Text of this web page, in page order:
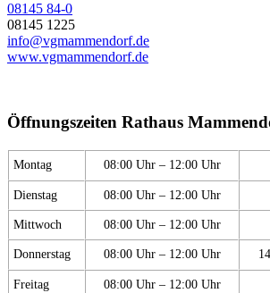
08145 84-0
08145 1225
info@vgmammendorf.de
www.vgmammendorf.de
Öffnungszeiten Rathaus
Montag 08:00 Uhr – 12:00 Uhr
Dienstag 08:00 Uhr – 12:00 Uhr
Mittwoch 08:00 Uhr – 12:00 Uhr
Donnerstag 08:00 Uhr – 12:00 Uhr
Freitag 08:00 Uhr – 12:00 Uhr